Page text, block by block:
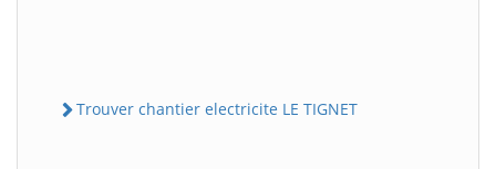
Trouver chantier electricite LE TIGNET